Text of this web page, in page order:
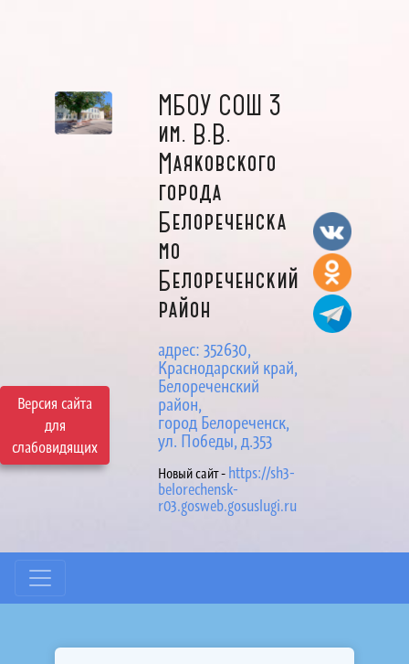
Версия сайта
для
слабовидящих
МБОУ СОШ 3
им. В.В.
Маяковского
города
Белореченска
мо
Белореченский
район
адрес: 352630,
Краснодарский край,
Белореченский
район,
город Белореченск,
ул. Победы, д.353
Новый сайт - https://sh3-
belorechensk-
r03.gosweb.gosuslugi.ru